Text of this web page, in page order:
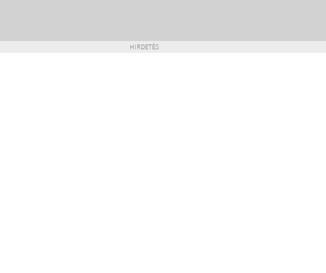
HIRDETÉS